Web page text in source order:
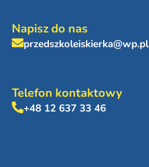
Napisz do nas
przedszkoleiskierka@wp.pl
Telefon kontaktowy
+48 12 637 33 46